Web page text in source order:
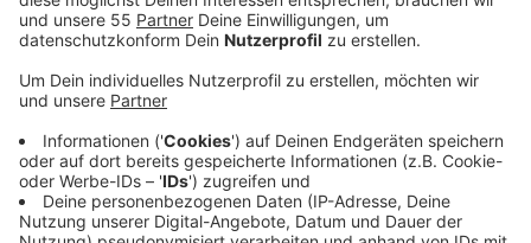
experimentellen Einflüssen.
Veröffentlicht:Montag, 21.06.2021 10:37
Anzeige
Dies ist zum Teil darauf zurückzuführen, dass Musiker